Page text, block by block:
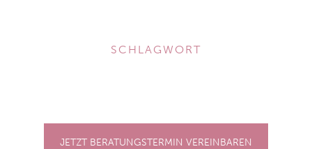
SCHLAGWORT
JETZT BERATUNGSTERMIN VEREINBAREN